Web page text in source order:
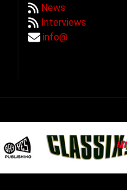
News
Interviews
info@